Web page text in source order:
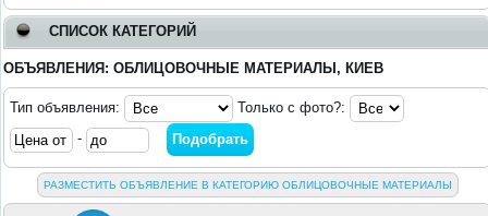
СПИСОК КАТЕГОРИЙ
ОБЪЯВЛЕНИЯ: ОБЛИЦОВОЧНЫЕ МАТЕРИАЛЫ, КИЕВ
Тип объявления:
Только с фото?:
-
РАЗМЕСТИТЬ ОБЪЯВЛЕНИЕ В КАТЕГОРИЮ ОБЛИЦОВОЧНЫЕ МАТЕРИАЛЫ